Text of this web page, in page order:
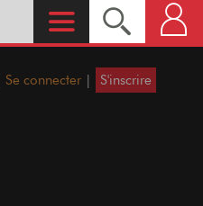
Se connecter | S'inscrire